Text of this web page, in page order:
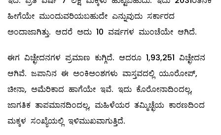
ಹೀಗೆಯೇ ಮುಂದುವರಿಯಬಹುದೇ ಎನ್ನುವುದು ಸರ್ಕಾರದ
ಅಂದಾಜಾಗಿತ್ತು. ಆದರೆ ಅದು 10 ವರ್ಷಗಳ ಮುಂಚೆಯೇ ಆಗಿದೆ.
ಈಗ ವಿಚ್ಛೇದನಗಳ ಪ್ರಮಾಣ ಕುಗ್ಗಿದೆ. ಆದರೂ 1,93,251 ವಿಚ್ಛೇದನ
ಆಗಿವೆ. ಜಪಾನಿನ ಈ ಅಂಕಿಅಂಶಗಳು ವಾಸ್ತವದಲ್ಲಿ ಯೂರೋಪ್‌,
ಚೀನಾ, ಅಮೆರಿಕಾದ ಹಾಗೆಯೇ ಇವೆ. ಇದು ಕೊರೋನಾದಿಂದಲ್ಲ,
ಜಾಗತಿಕ ತಾಪಮಾನದಿಂದಲ್ಲ, ಮಹಿಳೆಯರ ತಮ್ಮಿಚ್ಛೆಯ ಕಾರಣದಿಂದ
ಮಕ್ಕಳ ಸಂಖ್ಯೆಯಲ್ಲಿ ಇಳಿಮುಖವಾಗುತ್ತಿದೆ.